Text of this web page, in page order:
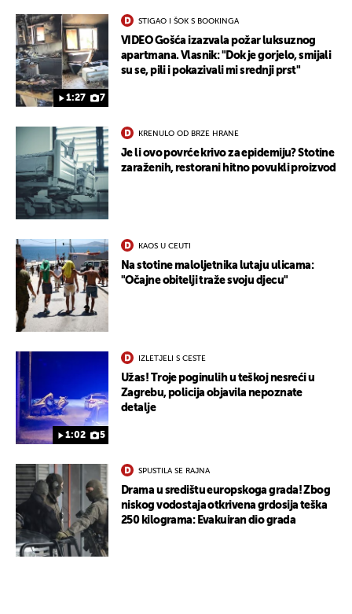
1:27 7
STIGAO I ŠOK S BOOKINGA
VIDEO Gošća izazvala požar luksuznog
apartmana. Vlasnik: "Dok je gorjelo, smijali
su se, pili i pokazivali mi srednji prst"
KRENULO OD BRZE HRANE
Je li ovo povrće krivo za epidemiju? Stotine
zaraženih, restorani hitno povukli proizvod
KAOS U CEUTI
Na stotine maloljetnika lutaju ulicama:
"Očajne obitelji traže svoju djecu"
1:02 5
IZLETJELI S CESTE
Užas! Troje poginulih u teškoj nesreći u
Zagrebu, policija objavila nepoznate
detalje
SPUSTILA SE RAJNA
Drama u središtu europskoga grada! Zbog
niskog vodostaja otkrivena grdosija teška
250 kilograma: Evakuiran dio grada